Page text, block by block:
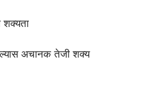
शक्यता
अचानक तेजी शक्य